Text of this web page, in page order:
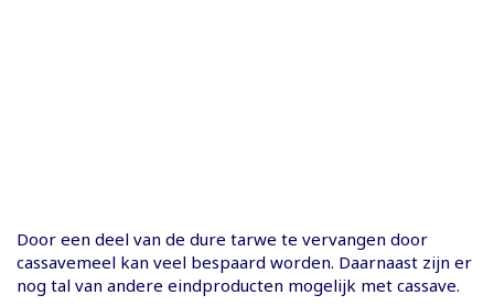
Door een deel van de dure tarwe te vervangen door
cassavemeel kan veel bespaard worden. Daarnaast zijn er
nog tal van andere eindproducten mogelijk met cassave.